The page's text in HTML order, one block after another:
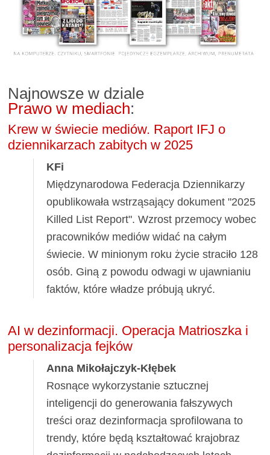
Najnowsze w dziale
Prawo w mediach:
Krew w świecie mediów. Raport IFJ o
dziennikarzach zabitych w 2025
KFi
Międzynarodowa Federacja Dziennikarzy
opublikowała wstrząsający dokument "2025
Killed List Report". Wzrost przemocy wobec
pracowników mediów widać na całym
świecie. W minionym roku życie straciło 128
osób. Giną z powodu odwagi w ujawnianiu
faktów, które władze próbują ukryć.
AI w dezinformacji. Operacja Matrioszka i
personalizacja fejków
Anna Mikołajczyk-Kłębek
Rosnące wykorzystanie sztucznej
inteligencji do generowania fałszywych
treści oraz dezinformacja sprofilowana to
trendy, które będą kształtować krajobraz